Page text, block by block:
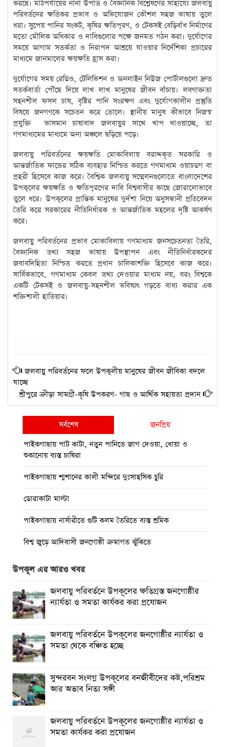
করছে। মাঠপর্যায়ের নানা উপাত্ত ও বৈজ্ঞানিক বিশ্লেষণের সাহায্যে জলবায়ু
পরিবর্তনের ক্ষতিকর প্রভাব ও অভিযোজন কৌশল সহজ ভাষায় তুলে
ধরা। সুপেয় পানির সংকট, কৃষির ক্ষতিপূরণ, ও টেকসই বেড়িবাঁধ নির্মাণের
মতো মৌলিক অধিকার ও দাবিগুলোর পক্ষে জনমত গঠন করা। দুর্যোগের
সময়ে আগাম সতর্কতা ও নিরাপদ আশ্রয়ে যাওয়ার নির্দেশিকা প্রচারের
মাধ্যমে জানমালের ক্ষয়ক্ষতি হ্রাস করা।
দুর্যোগের সময় রেডিও, টেলিভিশন ও অনলাইন নিউজ পোর্টালগুলো দ্রুত
সতর্কবার্তা পৌঁছে দিয়ে লাখ লাখ মানুষের জীবন বাঁচায়। লবণাক্ততা
সহনশীল ফসল চাষ, বৃষ্টির পানি সংরক্ষণ এবং দুর্যোগকালীন প্রস্তুতি
বিষয়ে জনগণকে সচেতন করে তোলে। স্থানীয় মানুষ কীভাবে নিজস্ব
প্রযুক্তি ভাসমান চাষাবাদ জলবায়ুর সাথে খাপ খাওয়াচ্ছে, তা
গণমাধ্যমের মাধ্যমে অন্য অঞ্চলে ছড়িয়ে পড়ে।
জলবায়ু পরিবর্তনের ক্ষয়ক্ষতি মোকাবিলায় বরাদ্দকৃত সরকারি ও
আন্তর্জাতিক ফান্ডের সঠিক ব্যবহার নিশ্চিত করতে গণমাধ্যম ওয়াচডগ বা
প্রহরী হিসেবে কাজ করে। বৈশ্বিক জলবায়ু সম্মেলনগুলোতে বাংলাদেশের
উপকূলের ক্ষয়ক্ষতি ও ক্ষতিপূরণের দাবি বিশ্ববাসীর কাছে জোরালোভাবে
তুলে ধরে। উপকূলের প্রান্তিক মানুষের দুর্দশা নিয়ে অনুসন্ধানী প্রতিবেদন
তৈরি করে সরকারের নীতিনির্ধারক ও আন্তর্জাতিক মহলের দৃষ্টি আকর্ষণ
করে।
জলবায়ু পরিবর্তনের প্রভাব মোকাবিলায় গণমাধ্যম জনসচেতনতা তৈরি,
বৈজ্ঞানিক তথ্য সহজ ভাষায় উপস্থাপন এবং নীতিনির্ধারকদের
জবাবদিহিতা নিশ্চিত করতে প্রধান চালিকাশক্তি হিসেবে কাজ করে।
সার্বিকভাবে, গণমাধ্যম কেবল তথ্য দেওয়ার মাধ্যম নয়, বরং বিশ্বকে
একটি টেকসই ও জলবায়ু-সহনশীল ভবিষ্যৎ গড়তে বাধ্য করার এক
শক্তিশালী হাতিয়ার।
জলবায়ু পরিবর্তনের ফলে উপকূলীয় মানুষের জীবন জীবিকা বদলে
যাচ্ছে
শ্রীপুরে ক্রীড়া সামগ্রী-কৃষি উপকরণ- গাছ ও আর্থিক সহায়তা প্রদান
সর্বশেষ
জনপ্রিয়
পাইকগাছায় পাট কাটা, নতুন পানিতে জাগ দেওয়া, ধোয়া ও
শুকানোয় ব্যস্ত চাষিরা
পাইকগাছায় শ্মশানের কালী মন্দিরে দুঃসাহসিক চুরি
ডোরাকাটা মাল্টা
পাইকগাছায় নার্সারীতে গুটি কলম তৈরিতে ব্যস্ত শ্রমিক
বিশ্ব জুড়ে আদিবাসী জনগোষ্ঠী ক্রমাগত ঝুঁকিতে
নিত্য প্রয়োজনীয় দ্রব্যমূল্যের উর্ধ্বগতির প্রতিবাদে মাগুরায় ১১দলীয়
ঐক্য জোটেরস্মারকলিপি প্রদান
মাগুরায় সাকিব আল হাসানের বাড়িতে ভাঙচুর, পেট্রোল নিক্ষেপ ও
অগ্নিসংযোগ
পাইকগাছায় শিক্ষার্থী ও গরীব-দুস্থদের মাঝে সাইকেল-ভ্যান ও
সেলাই মেশিন বিতরণ
উপকূল এর আরও খবর
জলবায়ু পরিবর্তনে উপকূলের ক্ষতিগ্রস্ত জনগোষ্ঠীর
ন্যার্যতা ও সমতা কার্যকর করা প্রযোজন
জলবায়ু পরিবর্তনে উপকূলের জনগোষ্ঠীর ন্যার্যতা ও
সমতা থেকে বঞ্চিত হচ্ছে
সুন্দরবন সংলগ্ন উপকূলের বনজীবীদের কষ্ট,পরিশ্রম
আর অভাব নিত্য সঙ্গী
জলবায়ু পরিবর্তনে উপকূলের জনগোষ্ঠীর ন্যার্যতা ও
সমতা কার্যকর করা প্রযোজন